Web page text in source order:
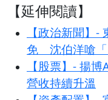
【延伸閱讀】
【政治新聞】
免 沈伯洋嗆「
【股票】- 揚
營收持續升溫